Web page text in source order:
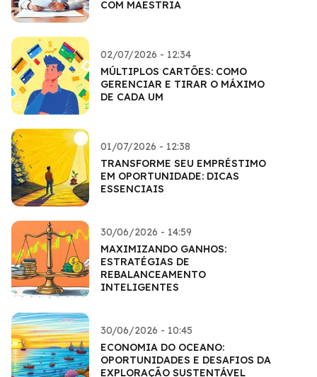
COM MAESTRIA
02/07/2026 - 12:34
MÚLTIPLOS CARTÕES: COMO
GERENCIAR E TIRAR O MÁXIMO
DE CADA UM
01/07/2026 - 12:38
TRANSFORME SEU EMPRÉSTIMO
EM OPORTUNIDADE: DICAS
ESSENCIAIS
30/06/2026 - 14:59
MAXIMIZANDO GANHOS:
ESTRATÉGIAS DE
REBALANCEAMENTO
INTELIGENTES
30/06/2026 - 10:45
ECONOMIA DO OCEANO:
OPORTUNIDADES E DESAFIOS DA
EXPLORAÇÃO SUSTENTÁVEL